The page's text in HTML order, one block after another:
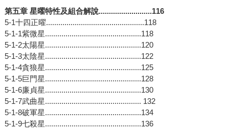
第五章 星曜特性及組合解說..........................116
5-1十四正曜................................................118
5-1-1紫微星...............................................118
5-1-2太陽星...............................................120
5-1-3太陰星...............................................122
5-1-4貪狼星...............................................125
5-1-5巨門星...............................................128
5-1-6廉貞星...............................................130
5-1-7武曲星............................................... 132
5-1-8破軍星...............................................134
5-1-9七殺星...............................................136